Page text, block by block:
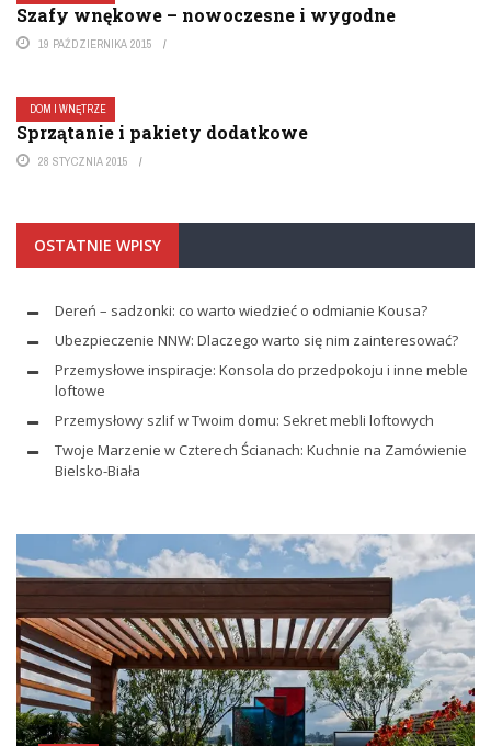
Szafy wnękowe – nowoczesne i wygodne
19 PAŹDZIERNIKA 2015
DOM I WNĘTRZE
Sprzątanie i pakiety dodatkowe
28 STYCZNIA 2015
OSTATNIE WPISY
Dereń – sadzonki: co warto wiedzieć o odmianie Kousa?
Ubezpieczenie NNW: Dlaczego warto się nim zainteresować?
Przemysłowe inspiracje: Konsola do przedpokoju i inne meble
loftowe
Przemysłowy szlif w Twoim domu: Sekret mebli loftowych
Twoje Marzenie w Czterech Ścianach: Kuchnie na Zamówienie
Bielsko-Biała